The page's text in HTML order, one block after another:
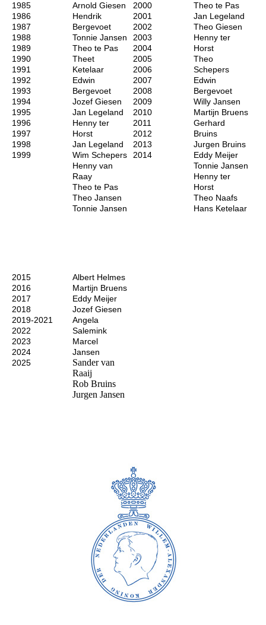
1985
1986
1987
1988
1989
1990
1991
1992
1993
1994
1995
1996
1997
1998
1999
Arnold Giesen
Hendrik
Bergevoet
Tonnie Jansen
Theo te Pas
Theet
Ketelaar
Edwin
Bergevoet
Jozef Giesen
Jan Legeland
Henny ter
Horst
Jan Legeland
Wim Schepers
Henny van
Raay
Theo te Pas
Theo Jansen
Tonnie Jansen
2000
2001
2002
2003
2004
2005
2006
2007
2008
2009
2010
2011
2012
2013
2014
Theo te Pas
Jan Legeland
Theo Giesen
Henny ter
Horst
Theo
Schepers
Edwin
Bergevoet
Willy Jansen
Martijn Bruens
Gerhard
Bruins
Jurgen Bruins
Eddy Meijer
Tonnie Jansen
Henny ter
Horst
Theo Naafs
Hans Ketelaar
2015
2016
2017
2018
2019-2021
2022
2023
2024
2025
Albert Helmes
Martijn Bruens
Eddy Meijer
Jozef Giesen
Angela
Salemink
Marcel
Jansen
Sander van
Raaij
Rob Bruins
Jurgen Jansen